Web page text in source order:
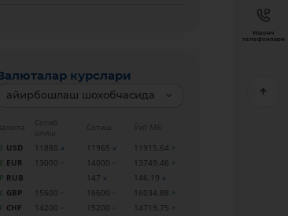
курслари
айирбошлаш шохобчасида
Сотиб
олиш
Сотиш
Ўзб МБ
USD
11880 11965
11915.64
EUR
13000 14000
13749.46
RUB
147
146.19
GBP
15600 16600
16034.88
CHF
14200 15200
14719.75
Ишонч
телефонлари